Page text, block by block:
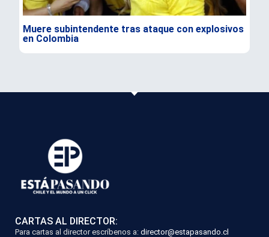
Muere subintendente tras ataque con explosivos
en Colombia
CARTAS AL DIRECTOR:
Para cartas al director escríbenos a: director@estapasando.cl